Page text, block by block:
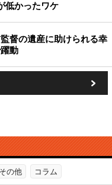
低かったワケ
督の遺産に助けられる幸
動
その他 コラム